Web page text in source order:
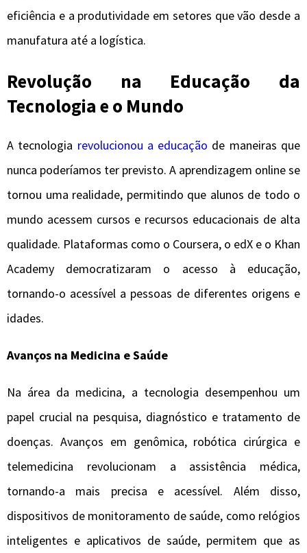
eficiência e a produtividade em setores que vão desde a
manufatura até a logística.
Revolução na Educação da
Tecnologia e o Mundo
A tecnologia revolucionou a educação de maneiras que
nunca poderíamos ter previsto. A aprendizagem online se
tornou uma realidade, permitindo que alunos de todo o
mundo acessem cursos e recursos educacionais de alta
qualidade. Plataformas como o Coursera, o edX e o Khan
Academy democratizaram o acesso à educação,
tornando-o acessível a pessoas de diferentes origens e
idades.
Avanços na Medicina e Saúde
Na área da medicina, a tecnologia desempenhou um
papel crucial na pesquisa, diagnóstico e tratamento de
doenças. Avanços em genômica, robótica cirúrgica e
telemedicina revolucionam a assistência médica,
tornando-a mais precisa e acessível. Além disso,
dispositivos de monitoramento de saúde, como relógios
inteligentes e aplicativos de saúde, permitem que as